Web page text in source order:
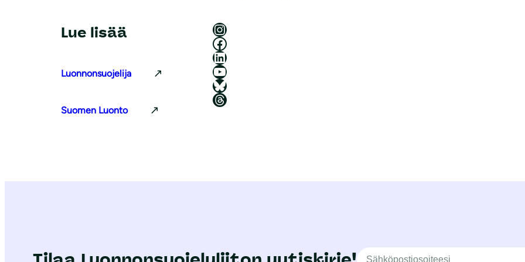
Lue lisää
Luonnonsuojelija
Suomen Luonto
Luonnonsuojeluliitto Instagramissa
Luonnonsuojeluliitto Facebookissa
Luonnonsuojeluliitto LinkedInissä
Luonnonsuojeluliiton YouTube-kanava
Luonnonsuojeluliitto Blueskyssa
Luonnonsuojeluliitto Threadsissa